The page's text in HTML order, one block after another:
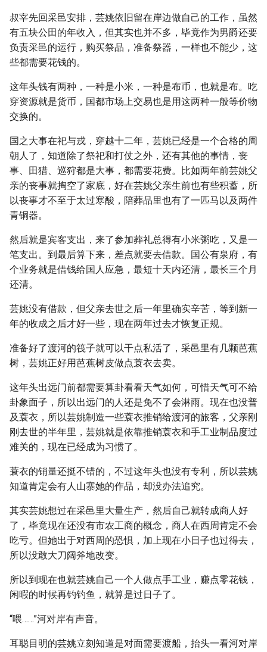
叔宰先回采邑安排，芸姚依旧留在岸边做自己的工作，虽然
有五块公田的年收入，但其实也并不多，毕竟作为男爵还要
负责采邑的运行，购买祭品，准备祭器，一样也不能少，这
些都需要花钱的。
这年头钱有两种，一种是小米，一种是布币，也就是布。吃
穿资源就是货币，国都市场上交易也是用这两种一般等价物
交换的。
国之大事在祀与戎，穿越十二年，芸姚已经是一个合格的周
朝人了，知道除了祭祀和打仗之外，还有其他的事情，丧
事、田猎、巡狩都是大事，都需要花费。比如两年前芸姚父
亲的丧事就掏空了家底，好在芸姚父亲生前也有些积蓄，所
以丧事才不至于太过寒酸，陪葬品里也有了一匹马以及两件
青铜器。
然后就是宾客支出，来了参加葬礼总得有小米粥吃，又是一
笔支出。到最后算下来，差点就要去借款。国公有泉府，有
个业务就是借钱给国人应急，最短十天内还清，最长三个月
还清。
芸姚没有借款，但父亲去世之后一年里确实辛苦，等到新一
年的收成之后才好一些，现在两年过去才恢复正规。
准备好了渡河的筏子就可以干点私活了，采邑里有几颗芭蕉
树，芸姚正好用芭蕉树皮做点蓑衣去卖。
这年头出远门前都需要算卦看看天气如何，可惜天气可不给
卦象面子，所以出远门的人还是免不了会淋雨。现在也没普
及蓑衣，所以芸姚制造一些蓑衣推销给渡河的旅客，父亲刚
刚去世的半年里，芸姚就是依靠推销蓑衣和手工业制品度过
难关的，现在已经成为习惯了。
蓑衣的销量还挺不错的，不过这年头也没有专利，所以芸姚
知道肯定会有人山寨她的作品，却没办法追究。
其实芸姚想过在采邑里大量生产，然后自己就转成商人好
了，毕竟现在还没有市农工商的概念，商人在西周肯定不会
吃亏。但她出于对西周的恐惧，加上现在小日子也过得去，
所以没敢大刀阔斧地改变。
所以到现在也就芸姚自己一个人做点手工业，赚点零花钱，
闲暇的时候再钓钓鱼，就算是过日子了。
“喂……”河对岸有声音。
耳聪目明的芸姚立刻知道是对面需要渡船，抬头一看河对岸